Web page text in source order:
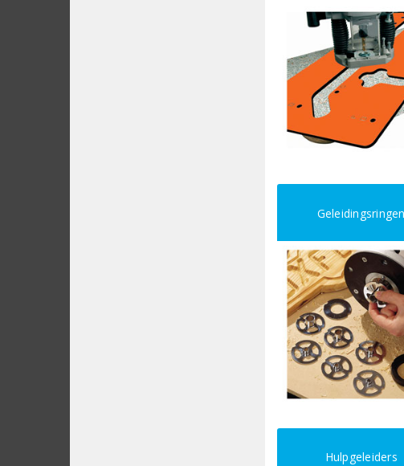
Geleidingsringen
Hulpgeleiders